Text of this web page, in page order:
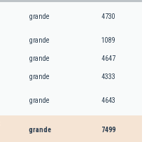
grande 4730
grande 1089
grande 4647
grande 4333
grande 4643
grande 7499